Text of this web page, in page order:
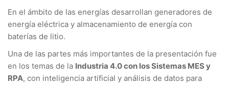
En el ámbito de las energías desarrollan generadores de
energía eléctrica y almacenamiento de energía con
baterías de litio.
Una de las partes más importantes de la presentación fue
en los temas de la Industria 4.0 con los Sistemas MES y
RPA, con inteligencia artificial y análisis de datos para